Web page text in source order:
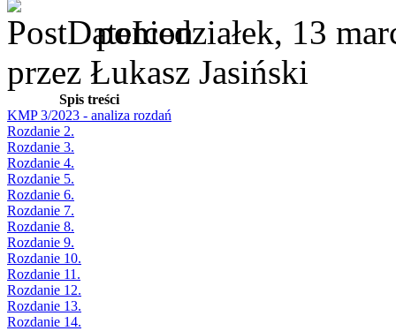
poniedziałek, 13
przez Łukasz Jasiński
Spis treści
KMP 3/2023 - analiza rozdań
Rozdanie 2.
Rozdanie 3.
Rozdanie 4.
Rozdanie 5.
Rozdanie 6.
Rozdanie 7.
Rozdanie 8.
Rozdanie 9.
Rozdanie 10.
Rozdanie 11.
Rozdanie 12.
Rozdanie 13.
Rozdanie 14.